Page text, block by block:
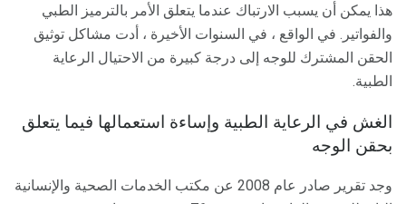
هذا يمكن أن يسبب الارتباك عندما يتعلق الأمر بالترميز الطبي
والفواتير. في الواقع ، في السنوات الأخيرة ، أدت مشاكل توثيق
الحقن المشترك للوجه إلى درجة كبيرة من الاحتيال الرعاية
الطبية.
الغش في الرعاية الطبية وإساءة استعمالها فيما يتعلق
بحقن الوجه
وجد تقرير صادر عام 2008 عن مكتب الخدمات الصحية والإنسانية